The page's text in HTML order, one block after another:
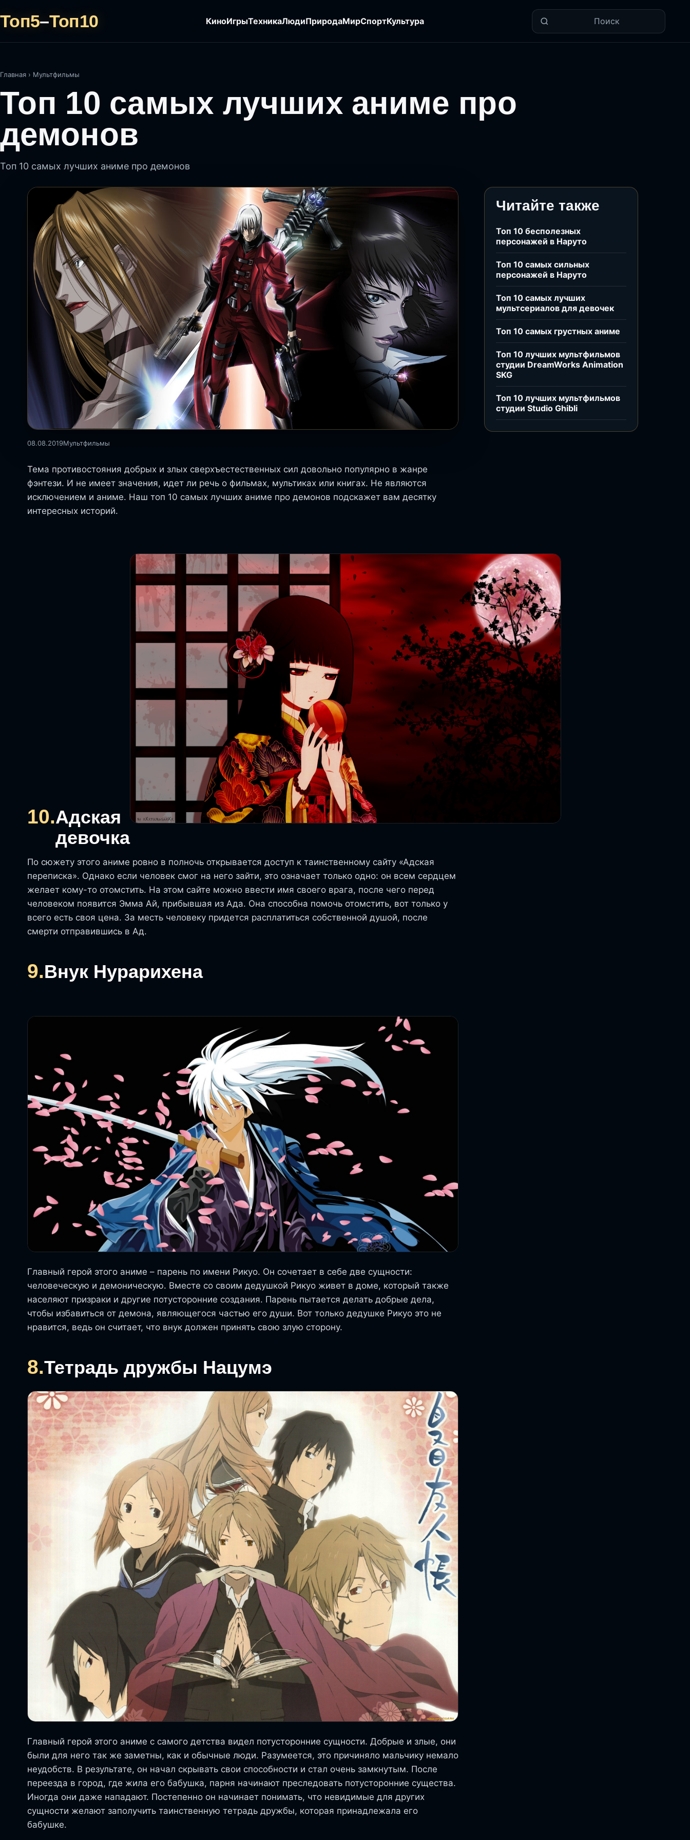
Топ5–Топ10 КиноИгрыТехникаЛюдиПриродаМирСпортКультура Поиск
Главная › Мультфильмы
Топ 10 самых лучших аниме про
демонов
Топ 10 самых лучших аниме про демонов
08.08.2019Мультфильмы
Тема противостояния добрых и злых сверхъестественных сил довольно популярно в жанре
фэнтези. И не имеет значения, идет ли речь о фильмах, мультиках или книгах. Не являются
исключением и аниме. Наш топ 10 самых лучших аниме про демонов подскажет вам десятку
интересных историй.
10.Адская
девочка
По сюжету этого аниме ровно в полночь открывается доступ к таинственному сайту «Адская
переписка». Однако если человек смог на него зайти, это означает только одно: он всем сердцем
желает кому-то отомстить. На этом сайте можно ввести имя своего врага, после чего перед
человеком появится Эмма Ай, прибывшая из Ада. Она способна помочь отомстить, вот только у
всего есть своя цена. За месть человеку придется расплатиться собственной душой, после
смерти отправившись в Ад.
9.Внук Нурарихена
Главный герой этого аниме – парень по имени Рикуо. Он сочетает в себе две сущности:
человеческую и демоническую. Вместе со своим дедушкой Рикуо живет в доме, который также
населяют призраки и другие потусторонние создания. Парень пытается делать добрые дела,
чтобы избавиться от демона, являющегося частью его души. Вот только дедушке Рикуо это не
нравится, ведь он считает, что внук должен принять свою злую сторону.
8.Тетрадь дружбы Нацумэ
Главный герой этого аниме с самого детства видел потусторонние сущности. Добрые и злые, они
были для него так же заметны, как и обычные люди. Разумеется, это причиняло мальчику немало
неудобств. В результате, он начал скрывать свои способности и стал очень замкнутым. После
переезда в город, где жила его бабушка, парня начинают преследовать потусторонние существа.
Иногда они даже нападают. Постепенно он начинает понимать, что невидимые для других
сущности желают заполучить таинственную тетрадь дружбы, которая принадлежала его
бабушке.
Читайте также
Топ 10 бесполезных
персонажей в Наруто
Топ 10 самых сильных
персонажей в Наруто
Топ 10 самых лучших
мультсериалов для девочек
Топ 10 самых грустных аниме
Топ 10 лучших мультфильмов
студии DreamWorks Animation
SKG
Топ 10 лучших мультфильмов
студии Studio Ghibli